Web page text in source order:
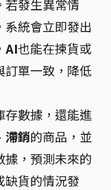
若發生異常情
系統會立即發出
AI也能在揀貨或
訂單一致，降低
存數據，還能進
滯銷的商品，並
，預測未來的
缺貨的情況發